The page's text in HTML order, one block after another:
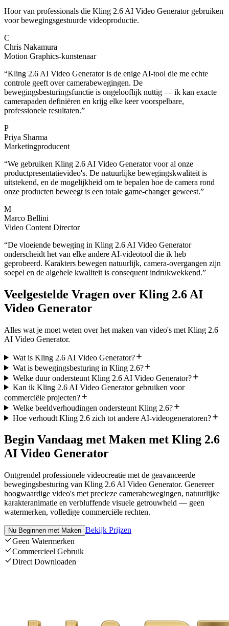
Hoor van professionals die Kling 2.6 AI Video Generator gebruiken
voor bewegingsgestuurde videoproductie.
C
Chris Nakamura
Motion Graphics-kunstenaar
“Kling 2.6 AI Video Generator is de enige AI-tool die me echte
controle geeft over camerabewegingen. De
bewegingsbesturingsfunctie is ongelooflijk nuttig — ik kan exacte
camerapaden definiëren en krijg elke keer voorspelbare,
professionele resultaten.”
P
Priya Sharma
Marketingproducent
“We gebruiken Kling 2.6 AI Video Generator voor al onze
productpresentatievideo's. De natuurlijke bewegingskwaliteit is
uitstekend, en de mogelijkheid om te bepalen hoe de camera rond
onze producten beweegt is een totale game-changer geweest.”
M
Marco Bellini
Video Content Director
“De vloeiende beweging in Kling 2.6 AI Video Generator
onderscheidt het van elke andere AI-videotool die ik heb
geprobeerd. Karakters bewegen natuurlijk, camera-overgangen zijn
soepel en de algehele kwaliteit is consequent indrukwekkend.”
Veelgestelde Vragen over Kling 2.6 AI
Video Generator
Alles wat je moet weten over het maken van video's met Kling 2.6
AI Video Generator.
Wat is Kling 2.6 AI Video Generator?
Wat is bewegingsbesturing in Kling 2.6?
Welke duur ondersteunt Kling 2.6 AI Video Generator?
Kan ik Kling 2.6 AI Video Generator gebruiken voor
commerciële projecten?
Welke beeldverhoudingen ondersteunt Kling 2.6?
Hoe verhoudt Kling 2.6 zich tot andere AI-videogeneratoren?
Begin Vandaag met Maken met Kling 2.6
AI Video Generator
Ontgrendel professionele videocreatie met de geavanceerde
bewegingsbesturing van Kling 2.6 AI Video Generator. Genereer
hoogwaardige video's met precieze camerabewegingen, natuurlijke
karakteranimatie en verbluffende visuele getrouwheid — geen
watermerken, volledige commerciële rechten.
Nu Beginnen met Maken Bekijk Prijzen
Geen Watermerken
Commercieel Gebruik
Direct Downloaden